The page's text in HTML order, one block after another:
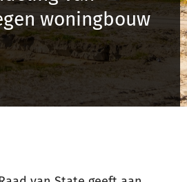
Inloggen
woningbouw